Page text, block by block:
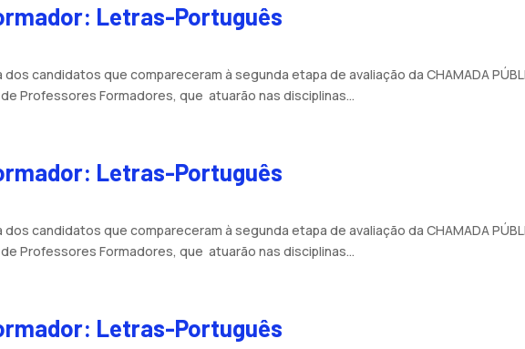
Letras-Português
candidatos que compareceram à segunda etapa de avaliação da CHAMADA
Professores Formadores, que atuarão nas disciplinas...
Letras-Português
candidatos que compareceram à segunda etapa de avaliação da CHAMADA
Professores Formadores, que atuarão nas disciplinas...
Letras-Português